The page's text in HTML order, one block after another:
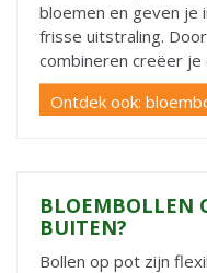
bloemen en geven je
frisse uitstraling.
combineren creëer je
Ontdek ook:
BLOEMBOLLEN
BUITEN?
Bollen op pot zijn